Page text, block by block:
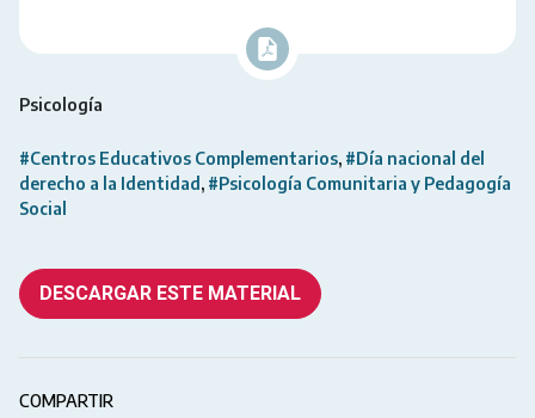
Psicología
#Centros Educativos Complementarios #Día nacional del
derecho a la Identidad #Psicología Comunitaria y Pedagogía
Social
DESCARGAR ESTE MATERIAL
COMPARTIR